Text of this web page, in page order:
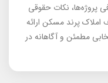
پروژه‌ها، نکات حقوقی
املاک پرند مسکن ارائه
مطمئن و آگاهانه در